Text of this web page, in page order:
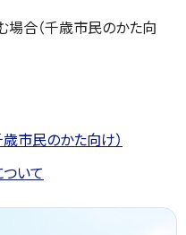
場合（千歳市民のかた向
市民のかた向け）
いて